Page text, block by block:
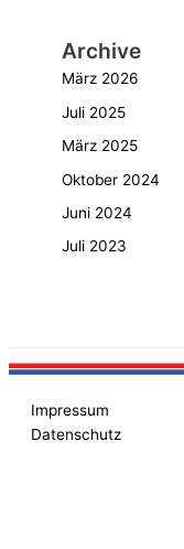
Archive
März 2026
Juli 2025
März 2025
Oktober 2024
Juni 2024
Juli 2023
Impressum
Datenschutz